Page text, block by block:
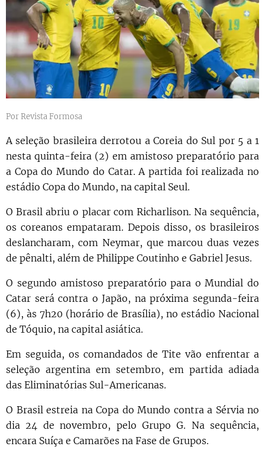
Por Revista Formosa
A seleção brasileira derrotou a Coreia do Sul por 5 a 1
nesta quinta-feira (2) em amistoso preparatório para
a Copa do Mundo do Catar. A partida foi realizada no
estádio Copa do Mundo, na capital Seul.
O Brasil abriu o placar com Richarlison. Na sequência,
os coreanos empataram. Depois disso, os brasileiros
deslancharam, com Neymar, que marcou duas vezes
de pênalti, além de Philippe Coutinho e Gabriel Jesus.
O segundo amistoso preparatório para o Mundial do
Catar será contra o Japão, na próxima segunda-feira
(6), às 7h20 (horário de Brasília), no estádio Nacional
de Tóquio, na capital asiática.
Em seguida, os comandados de Tite vão enfrentar a
seleção argentina em setembro, em partida adiada
das Eliminatórias Sul-Americanas.
O Brasil estreia na Copa do Mundo contra a Sérvia no
dia 24 de novembro, pelo Grupo G. Na sequência,
encara Suíça e Camarões na Fase de Grupos.